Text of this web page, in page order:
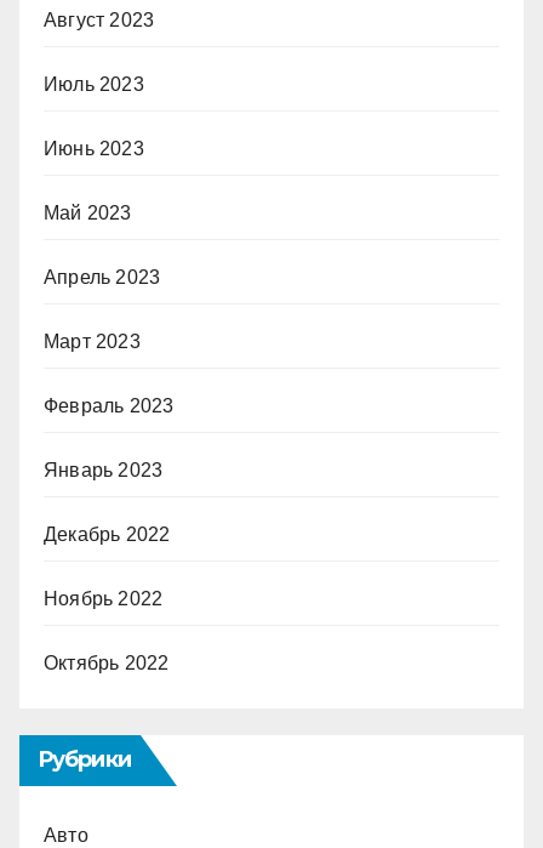
Август 2023
Июль 2023
Июнь 2023
Май 2023
Апрель 2023
Март 2023
Февраль 2023
Январь 2023
Декабрь 2022
Ноябрь 2022
Октябрь 2022
Рубрики
Авто